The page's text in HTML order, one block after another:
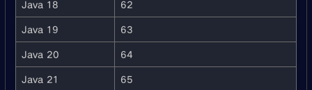
Java 18
62
Java 19
63
Java 20
64
Java 21
65